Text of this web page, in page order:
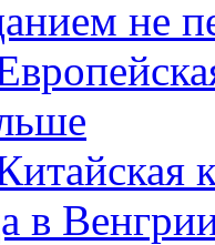
не
в